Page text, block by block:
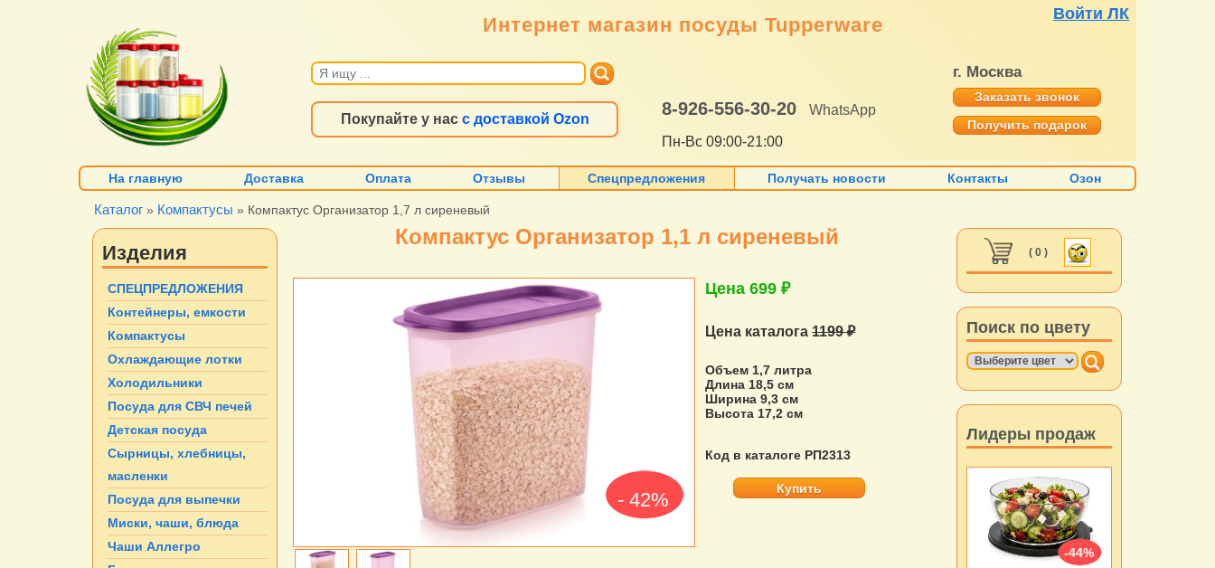
Интернет магазин посуды Tupperware
Покупайте у нас с доставкой Ozon
8-926-556-30-20 WhatsApp
Пн-Вс 09:00-21:00
г. Москва
Заказать звонок
Получить подарок
Войти ЛК
На главную Доставка Оплата Отзывы Спецпредложения Получать новости Контакты Озон
Каталог » Компактусы » Компактус Организатор 1,7 л сиреневый
Изделия
СПЕЦПРЕДЛОЖЕНИЯ
Контейнеры, емкости
Компактусы
Охлаждающие лотки
Холодильники
Посуда для СВЧ печей
Детская посуда
Сырницы, хлебницы,
масленки
Посуда для выпечки
Миски, чаши, блюда
Чаши Аллегро
Компактус Организатор 1,1 л сиреневый
- 42%
Цена 699 ₽
Цена каталога1199 ₽
Объем 1,7 литра
Длина 18,5 cм
Ширина 9,3 см
Высота 17,2 см
Код в каталоге РП2313
Купить
( 0 )
Поиск по цвету
Лидеры продаж
-44%